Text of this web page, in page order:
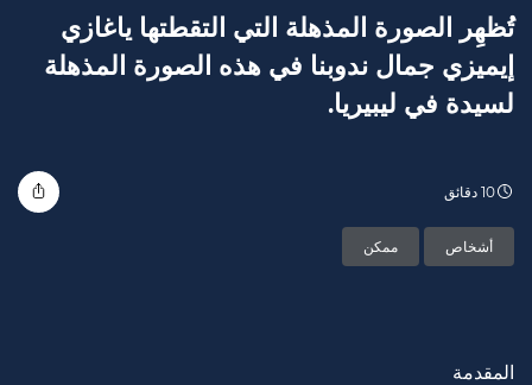
تُظهِر الصورة المذهلة التي التقطتها ياغازي
إيميزي جمال ندوبنا في هذه الصورة المذهلة
لسيدة في ليبيريا.
10 دقائق
أشخاص ممكن
المقدمة